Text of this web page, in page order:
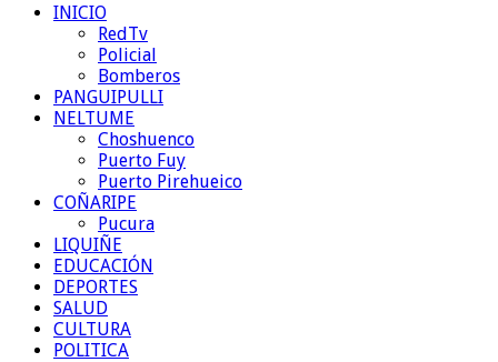
INICIO
RedTv
Policial
Bomberos
PANGUIPULLI
NELTUME
Choshuenco
Puerto Fuy
Puerto Pirehueico
COÑARIPE
Pucura
LIQUIÑE
EDUCACIÓN
DEPORTES
SALUD
CULTURA
POLITICA